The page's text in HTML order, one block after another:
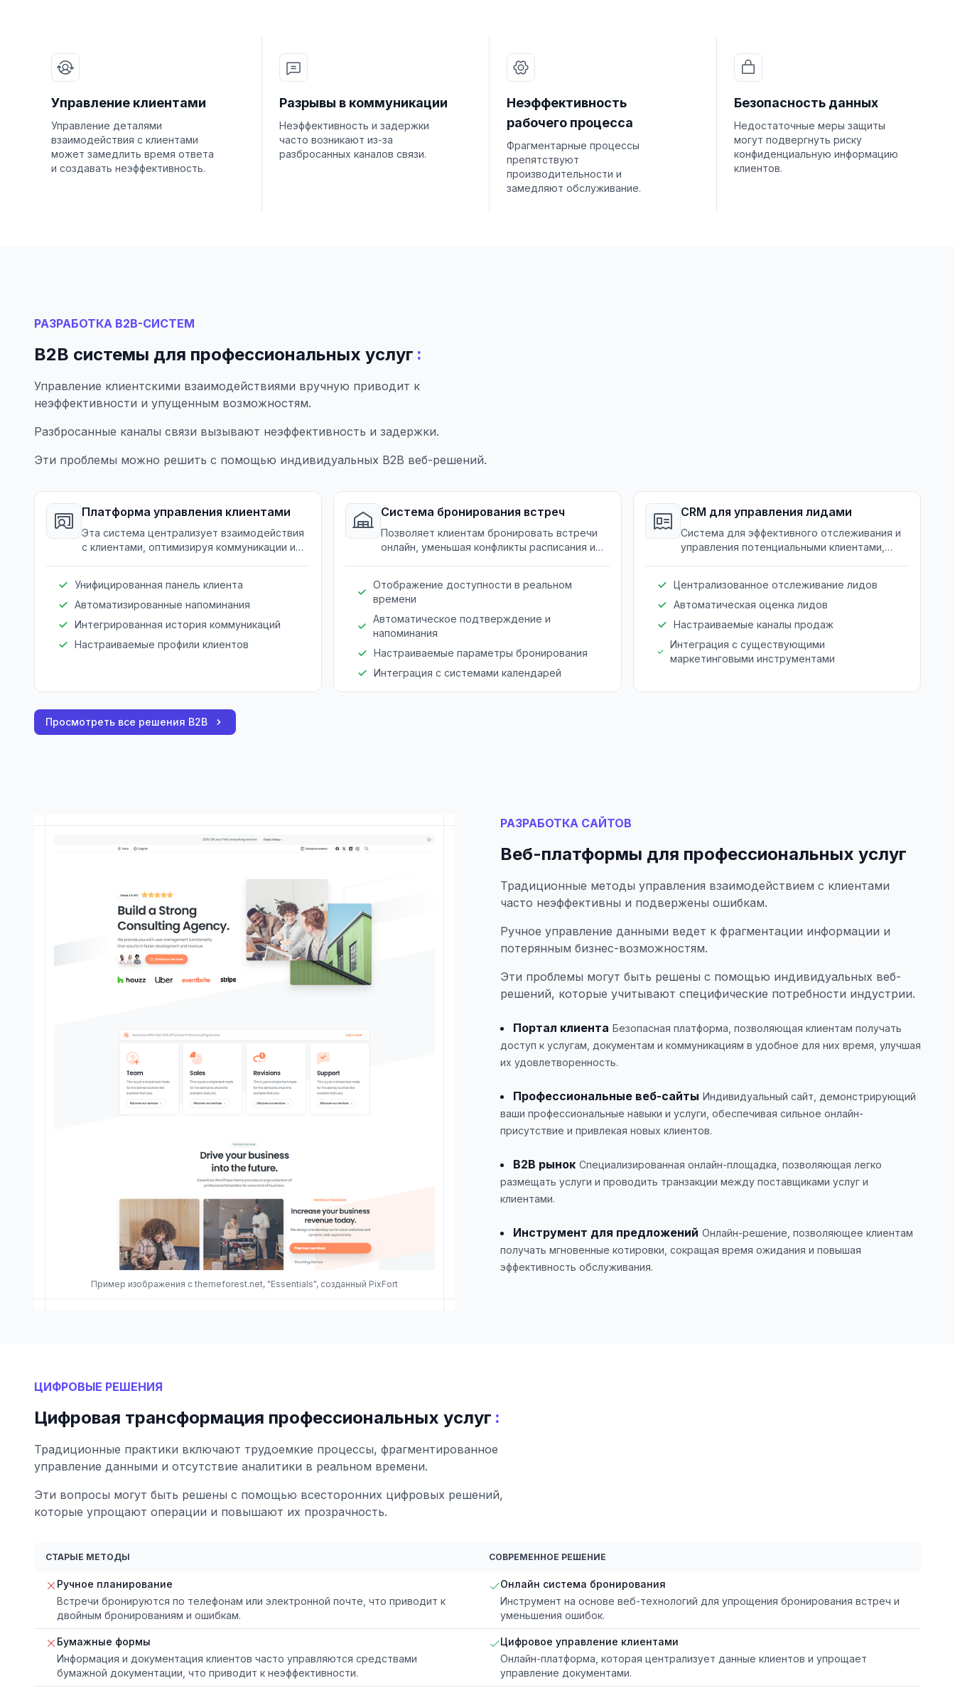
Управление клиентами
Управление деталями
взаимодействия с клиентами
может замедлить время ответа
и создавать неэффективность.
Разрывы в коммуникации
Неэффективность и задержки
часто возникают из-за
разбросанных каналов связи.
Неэффективность
рабочего процесса
Фрагментарные процессы
препятствуют
производительности и
замедляют обслуживание.
Безопасность данных
Недостаточные меры защиты
могут подвергнуть риску
конфиденциальную информацию
клиентов.
РАЗРАБОТКА B2B-СИСТЕМ
B2B системы для профессиональных услуг :
Управление клиентскими взаимодействиями вручную приводит к
неэффективности и упущенным возможностям.
Разбросанные каналы связи вызывают неэффективность и задержки.
Эти проблемы можно решить с помощью индивидуальных B2B веб-решений.
Платформа управления клиентами
Эта система централизует взаимодействия
с клиентами, оптимизируя коммуникации и
Унифицированная панель клиента
Автоматизированные напоминания
Интегрированная история коммуникаций
Настраиваемые профили клиентов
Система бронирования встреч
Позволяет клиентам бронировать встречи
онлайн, уменьшая конфликты расписания и
Отображение доступности в реальном
времени
Автоматическое подтверждение и
напоминания
Настраиваемые параметры бронирования
Интеграция с системами календарей
CRM для управления лидами
Система для эффективного отслеживания и
управления потенциальными клиентами,
Централизованное отслеживание лидов
Автоматическая оценка лидов
Настраиваемые каналы продаж
Интеграция с существующими
маркетинговыми инструментами
Просмотреть все решения B2B
Пример изображения с themeforest.net, "Essentials", созданный PixFort
РАЗРАБОТКА САЙТОВ
Веб-платформы для профессиональных услуг
Традиционные методы управления взаимодействием с клиентами
часто неэффективны и подвержены ошибкам.
Ручное управление данными ведет к фрагментации информации и
потерянным бизнес-возможностям.
Эти проблемы могут быть решены с помощью индивидуальных веб-
решений, которые учитывают специфические потребности индустрии.
Портал клиента Безопасная платформа, позволяющая клиентам получать
доступ к услугам, документам и коммуникациям в удобное для них время, улучшая
их удовлетворенность.
Профессиональные веб-сайты Индивидуальный сайт, демонстрирующий
ваши профессиональные навыки и услуги, обеспечивая сильное онлайн-
присутствие и привлекая новых клиентов.
B2B рынок Специализированная онлайн-площадка, позволяющая легко
размещать услуги и проводить транзакции между поставщиками услуг и
клиентами.
Инструмент для предложений Онлайн-решение, позволяющее клиентам
получать мгновенные котировки, сокращая время ожидания и повышая
эффективность обслуживания.
ЦИФРОВЫЕ РЕШЕНИЯ
Цифровая трансформация профессиональных услуг :
Традиционные практики включают трудоемкие процессы, фрагментированное
управление данными и отсутствие аналитики в реальном времени.
Эти вопросы могут быть решены с помощью всесторонних цифровых решений,
которые упрощают операции и повышают их прозрачность.
СТАРЫЕ МЕТОДЫ СОВРЕМЕННОЕ РЕШЕНИЕ
Ручное планирование
Встречи бронируются по телефонам или электронной почте, что приводит к
двойным бронированиям и ошибкам.
Онлайн система бронирования
Инструмент на основе веб-технологий для упрощения бронирования встреч и
уменьшения ошибок.
Бумажные формы
Информация и документация клиентов часто управляются средствами
бумажной документации, что приводит к неэффективности.
Цифровое управление клиентами
Онлайн-платформа, которая централизует данные клиентов и упрощает
управление документами.